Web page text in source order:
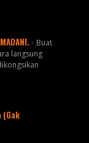
- Buat
langsung
(Gak